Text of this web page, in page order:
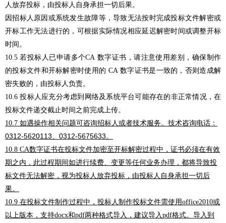
人放弃投标，由投标人自身承担一切后果。
因招标人原因或系统发生故障等，导致无法按时完成投标文件解密或
开标工作无法进行的，可根据实际情况相应延迟解密时间或调整开标
时间。
10.5若投标人已申请多个CA 数字证书，请注意使用差别，确保制作
的投标文件和开标解密时使用的 CA 数字证书是一致的，否则造成解
密失败的，由投标人负责。
10.6 投标人应充分考虑到网络及系统平台可能存在的非正常情况，在
投标文件递交截止时间之前完成上传。
10.7 如遇操作相关问题可咨询招标人或者技术服务。技术咨询电话：
0312-5620113、 0312-5675633。
10.8 CA数字证书在投标文件加密至开标解密过程中，证书必须在有效
期之内，此过程期间如进行续费、变更等任何业务办理，都将导致投
标文件无法解密，视为投标人放弃投标，由投标人自身承担一切后
果。
10.9 在投标文件制作过程中，投标人制作投标文件需使用office2010或
以上版本，支持docx和pdf两种格式导入，建议导入 pdf格式。导入到